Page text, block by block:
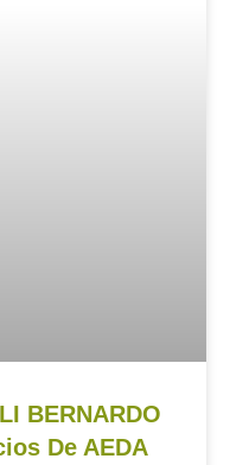
BERNARDO
De AEDA